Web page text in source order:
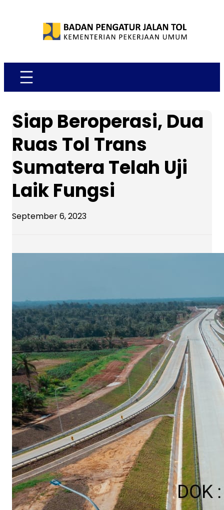
Siap Beroperasi, Dua
Ruas Tol Trans
Sumatera Telah Uji
Laik Fungsi
September 6, 2023